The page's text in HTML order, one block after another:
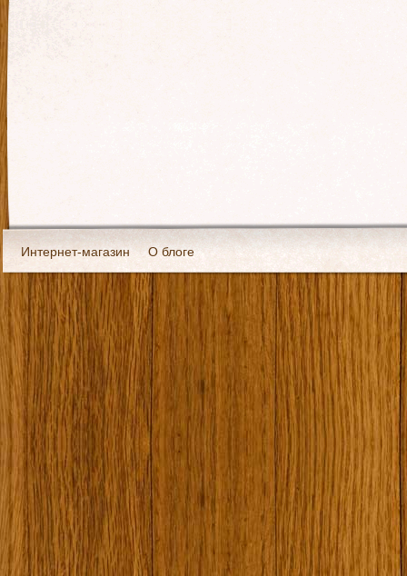
Интернет-магазин О блоге